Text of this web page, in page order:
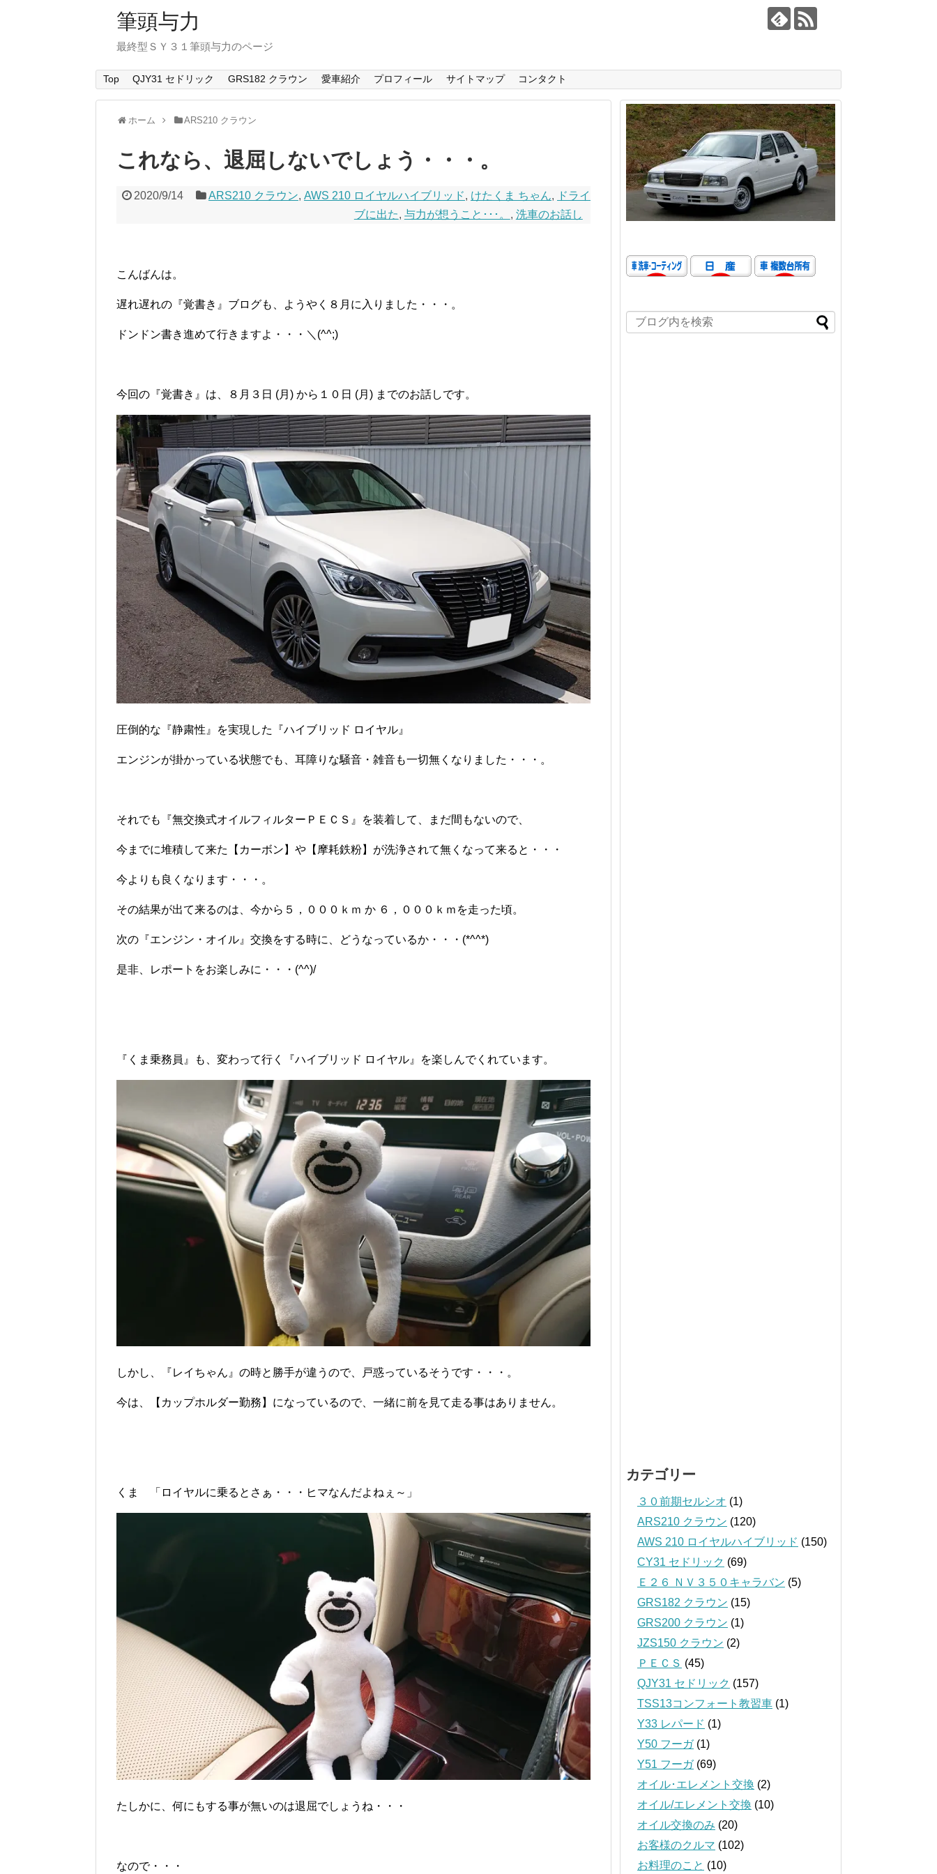
筆頭与力
最終型ＳＹ３１筆頭与力のページ
Top QJY31 セドリック GRS182 クラウン 愛車紹介 プロフィール サイトマップ コンタクト
ホーム ARS210 クラウン
これなら、退屈しないでしょう・・・。
2020/9/14 ARS210 クラウン, AWS 210 ロイヤルハイブリッド, けたくま ちゃん, ドライ
ブに出た, 与力が想うこと･･･。 , 洗車のお話し
こんばんは。
遅れ遅れの『覚書き』ブログも、ようやく８月に入りました・・・。
ドンドン書き進めて行きますよ・・・＼(^^;)ゞ
今回の『覚書き』は、８月３日 (月) から１０日 (月) までのお話しです。
圧倒的な『静粛性』を実現した『ハイブリッド ロイヤル』
エンジンが掛かっている状態でも、耳障りな騒音・雑音も一切無くなりました・・・。
それでも『無交換式オイルフィルターＰＥＣＳ』を装着して、まだ間もないので、
今までに堆積して来た【カーボン】や【摩耗鉄粉】が洗浄されて無くなって来ると・・・
今よりも良くなります・・・。
その結果が出て来るのは、今から５，０００ｋｍ か ６，０００ｋｍを走った頃。
次の『エンジン・オイル』交換をする時に、どうなっているか・・・(*^^*)
是非、レポートをお楽しみに・・・(^^)/
『くま乗務員』も、変わって行く『ハイブリッド ロイヤル』を楽しんでくれています。
しかし、『レイちゃん』の時と勝手が違うので、戸惑っているそうです・・・。
今は、【カップホルダー勤務】になっているので、一緒に前を見て走る事はありません。
くま 「ロイヤルに乗るとさぁ・・・ヒマなんだよねぇ～」
たしかに、何にもする事が無いのは退屈でしょうね・・・
なので・・・
カテゴリー
３０前期セルシオ (1)
ARS210 クラウン (120)
AWS 210 ロイヤルハイブリッド (150)
CY31 セドリック (69)
Ｅ２６ ＮＶ３５０キャラバン (5)
GRS182 クラウン (15)
GRS200 クラウン (1)
JZS150 クラウン (2)
ＰＥＣＳ (45)
QJY31 セドリック (157)
TSS13コンフォート教習車 (1)
Y33 レパード (1)
Y50 フーガ(1)
Y51 フーガ(69)
オイル･エレメント交換 (2)
オイル/エレメント交換 (10)
オイル交換のみ (20)
お客様のクルマ (102)
お料理のこと (10)